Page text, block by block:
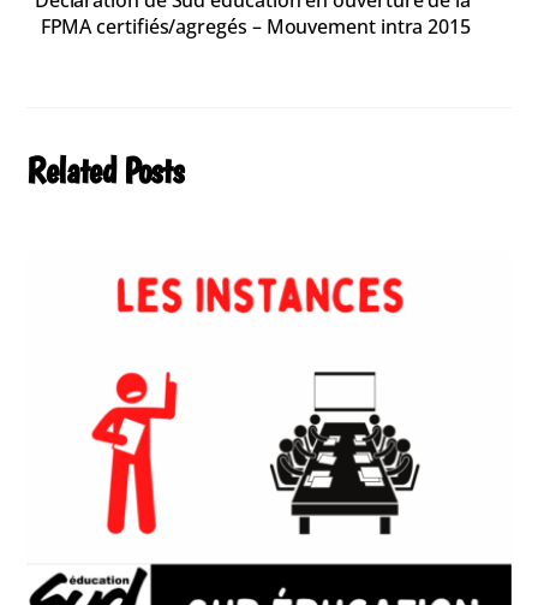
FPMA certifiés/agregés – Mouvement intra 2015
Related Posts